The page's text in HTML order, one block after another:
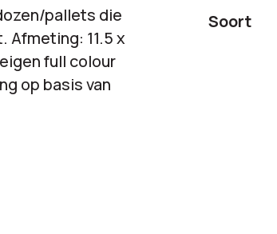
pallets die
Afmeting: 11.5 x
full colour
op basis van
Soort